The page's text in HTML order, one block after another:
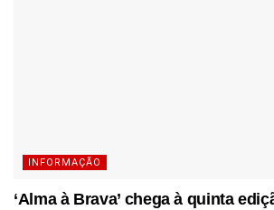
INFORMAÇÃO
‘Alma à Brava’ chega à quinta